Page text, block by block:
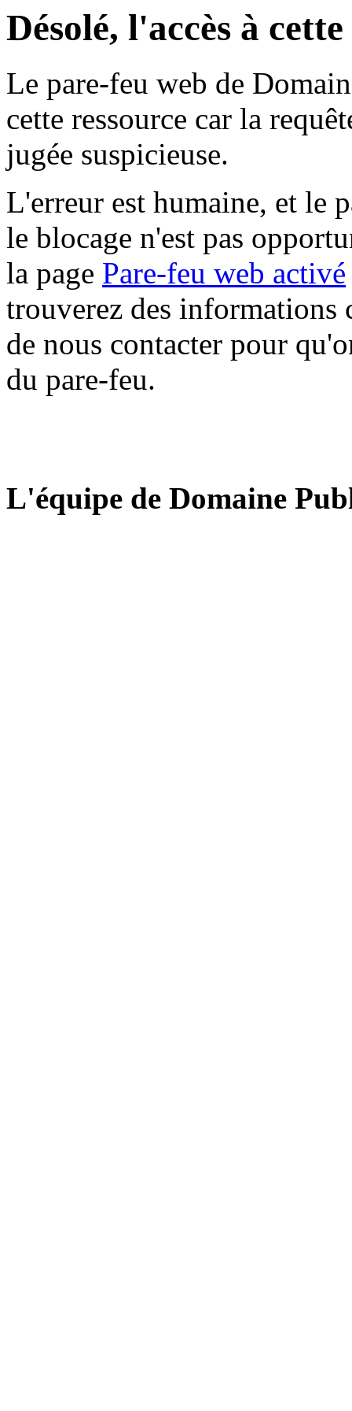
Désolé, l'accès à
Le pare-feu web de
cette ressource car la
jugée suspicieuse.
L'erreur est humaine, et le
le blocage n'est pas
la page Pare-feu web activé
trouverez des informations
de nous contacter pour
du pare-feu.
L'équipe de Domaine